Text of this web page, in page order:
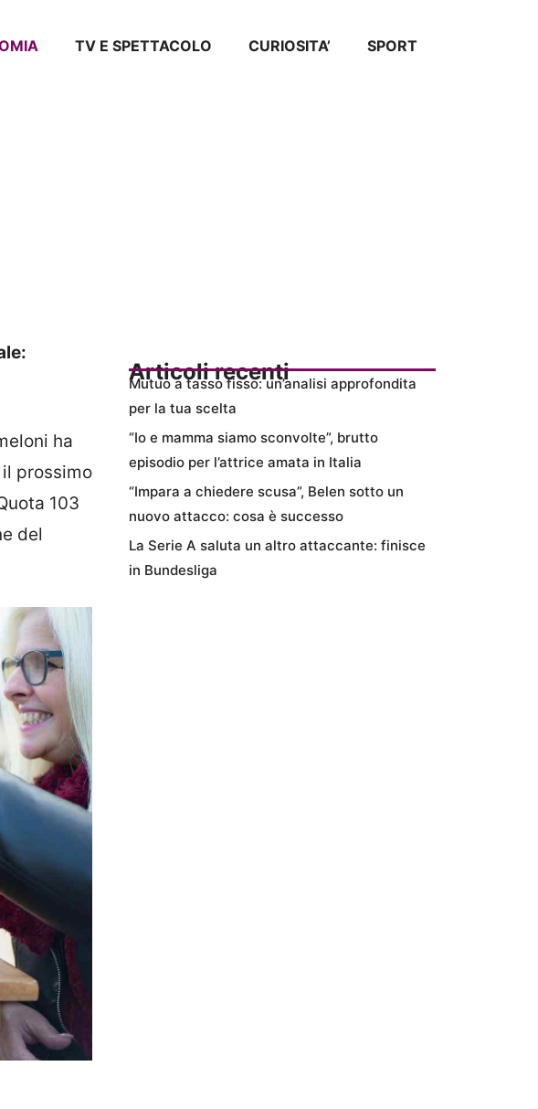
TV E SPETTACOLO CURIOSITA’ SPORT
ha
prossimo
103
del
Articoli recenti
Mutuo a tasso fisso: un’analisi approfondita
per la tua scelta
“Io e mamma siamo sconvolte”, brutto
episodio per l’attrice amata in Italia
“Impara a chiedere scusa”, Belen sotto un
nuovo attacco: cosa è successo
La Serie A saluta un altro attaccante: finisce
in Bundesliga